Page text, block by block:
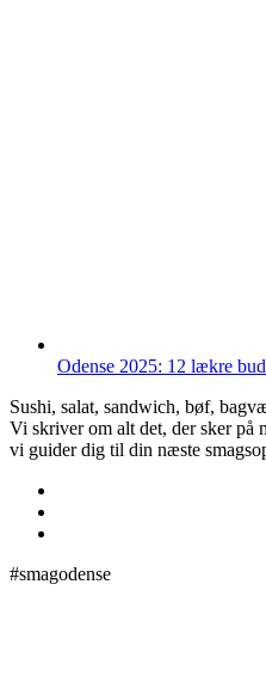
Odense 2025: 12 lækre
Sushi, salat, sandwich, bøf,
Vi skriver om alt det, der sker på
vi guider dig til din næste
#smagodense